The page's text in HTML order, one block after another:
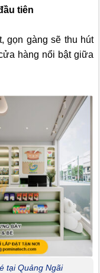
tiên
gọn gàng sẽ thu hút
hàng nổi bật giữa
tại Quảng Ngãi